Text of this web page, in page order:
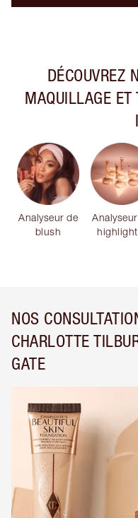
DÉCOUVREZ
MAQUILLAGE ET
Analyseur de
blush
NOS
CHARLOTTE
GATE